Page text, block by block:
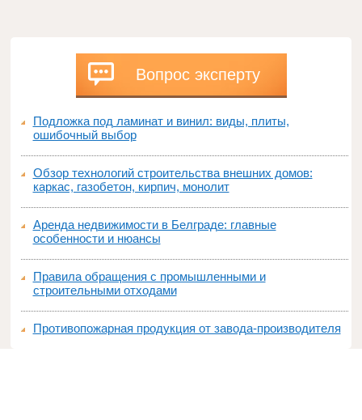
Вопрос эксперту
Подложка под ламинат и винил: виды, плиты,
ошибочный выбор
Обзор технологий строительства внешних домов:
каркас, газобетон, кирпич, монолит
Аренда недвижимости в Белграде: главные
особенности и нюансы
Правила обращения с промышленными и
строительными отходами
Противопожарная продукция от завода-производителя